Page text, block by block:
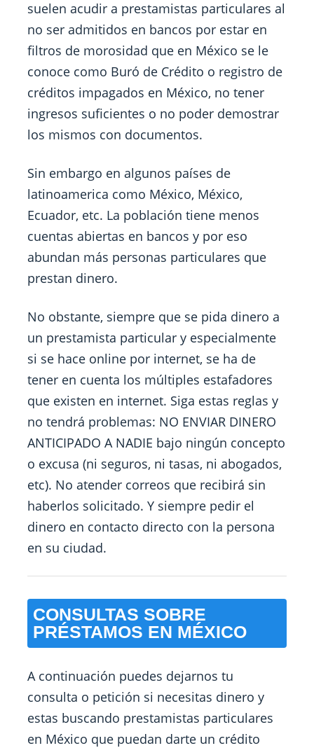
suelen acudir a prestamistas particulares al
no ser admitidos en bancos por estar en
filtros de morosidad que en México se le
conoce como Buró de Crédito o registro de
créditos impagados en México, no tener
ingresos suficientes o no poder demostrar
los mismos con documentos.
Sin embargo en algunos países de
latinoamerica como México, México,
Ecuador, etc. La población tiene menos
cuentas abiertas en bancos y por eso
abundan más personas particulares que
prestan dinero.
No obstante, siempre que se pida dinero a
un prestamista particular y especialmente
si se hace online por internet, se ha de
tener en cuenta los múltiples estafadores
que existen en internet. Siga estas reglas y
no tendrá problemas: NO ENVIAR DINERO
ANTICIPADO A NADIE bajo ningún concepto
o excusa (ni seguros, ni tasas, ni abogados,
etc). No atender correos que recibirá sin
haberlos solicitado. Y siempre pedir el
dinero en contacto directo con la persona
en su ciudad.
CONSULTAS SOBRE
PRÉSTAMOS EN MÉXICO
A continuación puedes dejarnos tu
consulta o petición si necesitas dinero y
estas buscando prestamistas particulares
en México que puedan darte un crédito